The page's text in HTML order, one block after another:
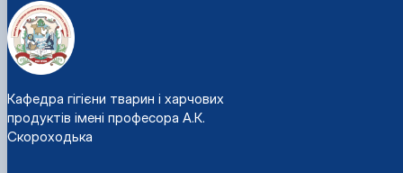
Кафедра гігієни тварин і харчових
продуктів імені професора А.К.
Скороходька